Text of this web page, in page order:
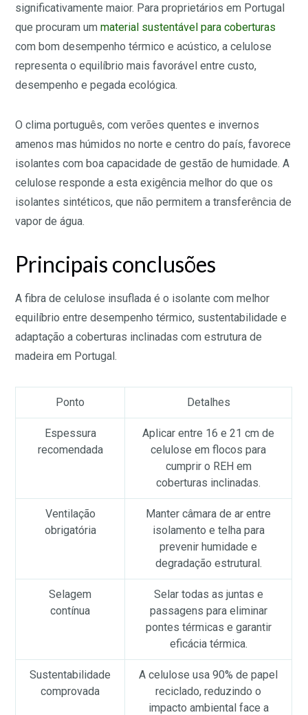
significativamente maior. Para proprietários em Portugal
que procuram ummaterial sustentável para coberturas
com bom desempenho térmico e acústico, a celulose
representa o equilíbrio mais favorável entre custo,
desempenho e pegada ecológica.
O clima português, com verões quentes e invernos
amenos mas húmidos no norte e centro do país, favorece
isolantes com boa capacidade de gestão de humidade. A
celulose responde a esta exigência melhor do que os
isolantes sintéticos, que não permitem a transferência de
vapor de água.
Principais conclusões
A fibra de celulose insuflada é o isolante com melhor
equilíbrio entre desempenho térmico, sustentabilidade e
adaptação a coberturas inclinadas com estrutura de
madeira em Portugal.
Ponto Detalhes
Espessura
recomendada
Aplicar entre 16 e 21 cm de
celulose em flocos para
cumprir o REH em
coberturas inclinadas.
Ventilação
obrigatória
Manter câmara de ar entre
isolamento e telha para
prevenir humidade e
degradação estrutural.
Selagem
contínua
Selar todas as juntas e
passagens para eliminar
pontes térmicas e garantir
eficácia térmica.
Sustentabilidade
comprovada
A celulose usa 90% de papel
reciclado, reduzindo o
impacto ambiental face a